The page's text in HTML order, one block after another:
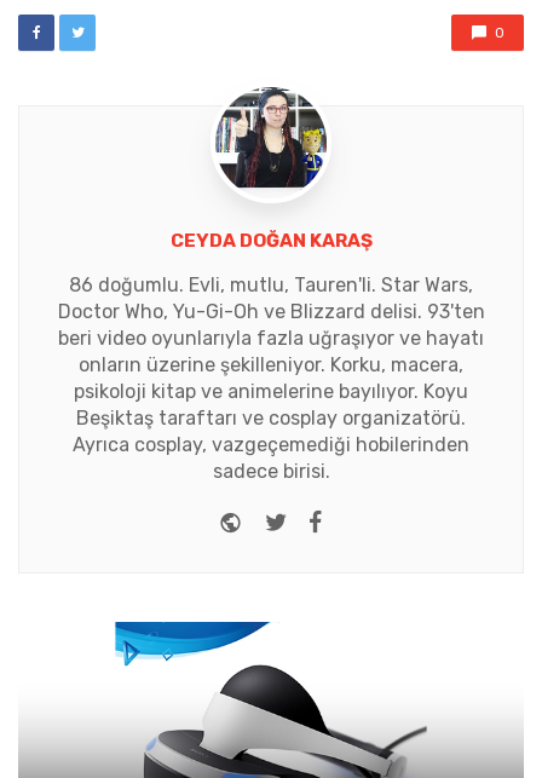
0
CEYDA DOĞAN KARAŞ
86 doğumlu. Evli, mutlu, Tauren'li. Star Wars,
Doctor Who, Yu-Gi-Oh ve Blizzard delisi. 93'ten
beri video oyunlarıyla fazla uğraşıyor ve hayatı
onların üzerine şekilleniyor. Korku, macera,
psikoloji kitap ve animelerine bayılıyor. Koyu
Beşiktaş taraftarı ve cosplay organizatörü.
Ayrıca cosplay, vazgeçemediği hobilerinden
sadece birisi.
Website
Twitter